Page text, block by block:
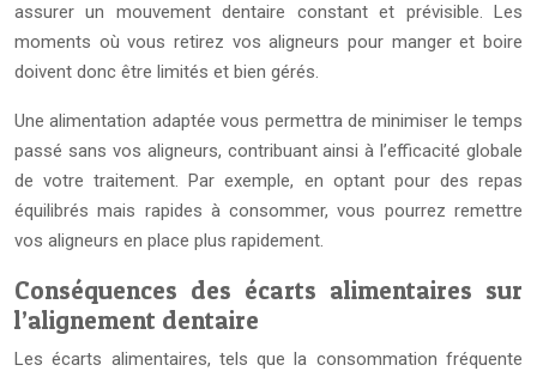
assurer un mouvement dentaire constant et prévisible. Les
moments où vous retirez vos aligneurs pour manger et boire
doivent donc être limités et bien gérés.
Une alimentation adaptée vous permettra de minimiser le temps
passé sans vos aligneurs, contribuant ainsi à l’efficacité globale
de votre traitement. Par exemple, en optant pour des repas
équilibrés mais rapides à consommer, vous pourrez remettre
vos aligneurs en place plus rapidement.
Conséquences des écarts alimentaires sur
l’alignement dentaire
Les écarts alimentaires, tels que la consommation fréquente